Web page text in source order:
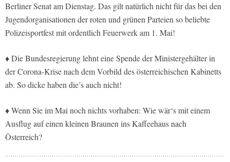
Berliner Senat am Dienstag. Das gilt natürlich nicht für das bei den
Jugendorganisationen der roten und grünen Parteien so beliebte
Polizeisportfest mit ordentlich Feuerwerk am 1. Mai!
♦ Die Bundesregierung lehnt eine Spende der Ministergehälter in
der Corona-Krise nach dem Vorbild des österreichischen Kabinetts
ab. So dicke haben die’s auch nicht!
♦ Wenn Sie im Mai noch nichts vorhaben: Wie wär‘s mit einem
Ausflug auf einen kleinen Braunen ins Kaffeehaus nach
Österreich?